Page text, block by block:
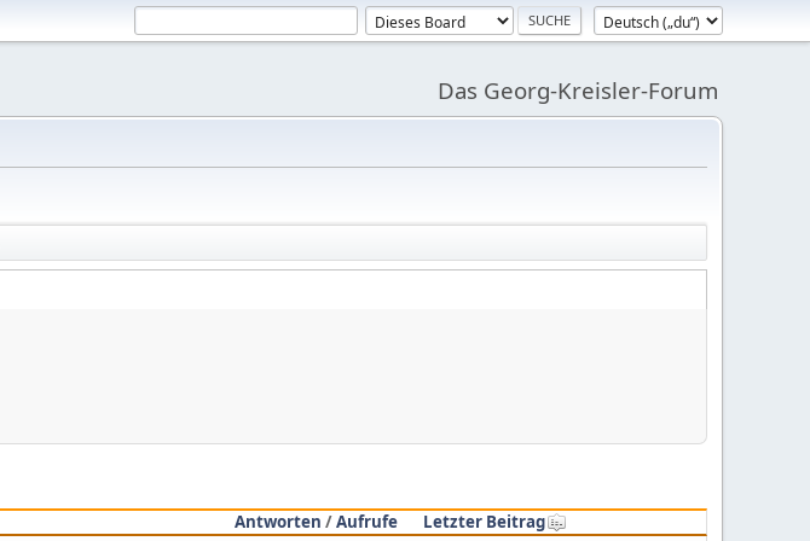
Das Georg-Kreisler-Forum
Antworten /Aufrufe Letzter Beitrag